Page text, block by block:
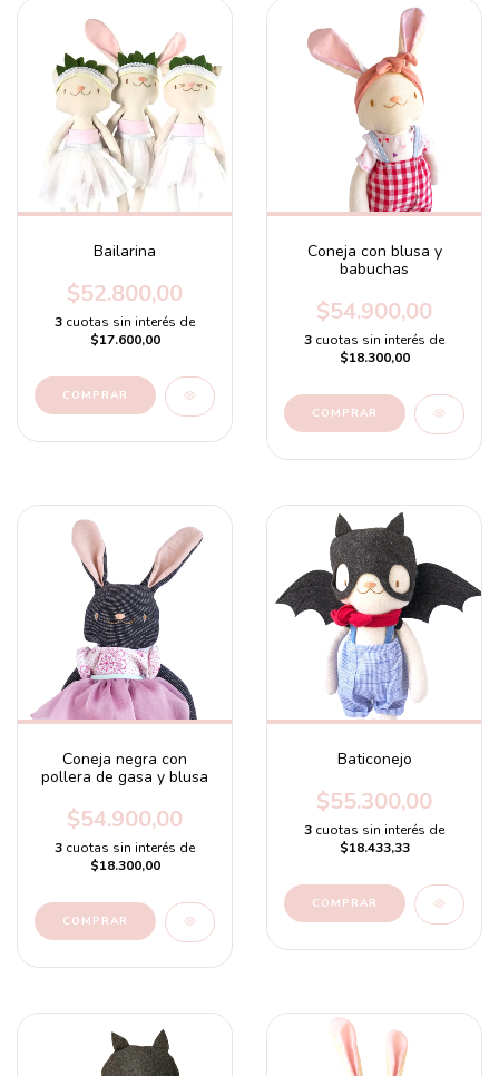
Bailarina
$52.800,00
3 cuotas sin interés de
$17.600,00
COMPRAR
Coneja con blusa y
babuchas
$54.900,00
3 cuotas sin interés de
$18.300,00
Coneja negra con
pollera de gasa y blusa
$54.900,00
3 cuotas sin interés de
$18.300,00
Baticonejo
$55.300,00
3 cuotas sin interés de
$18.433,33